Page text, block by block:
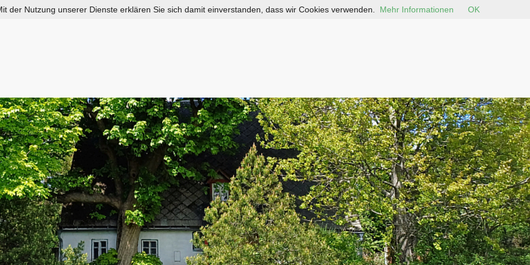
der Nutzung unserer Dienste erklären Sie sich damit einverstanden, dass wir Cookies verwenden. Mehr Informationen OK